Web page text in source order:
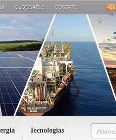
GLOSSÁRIO CONTATO
Tecnologias